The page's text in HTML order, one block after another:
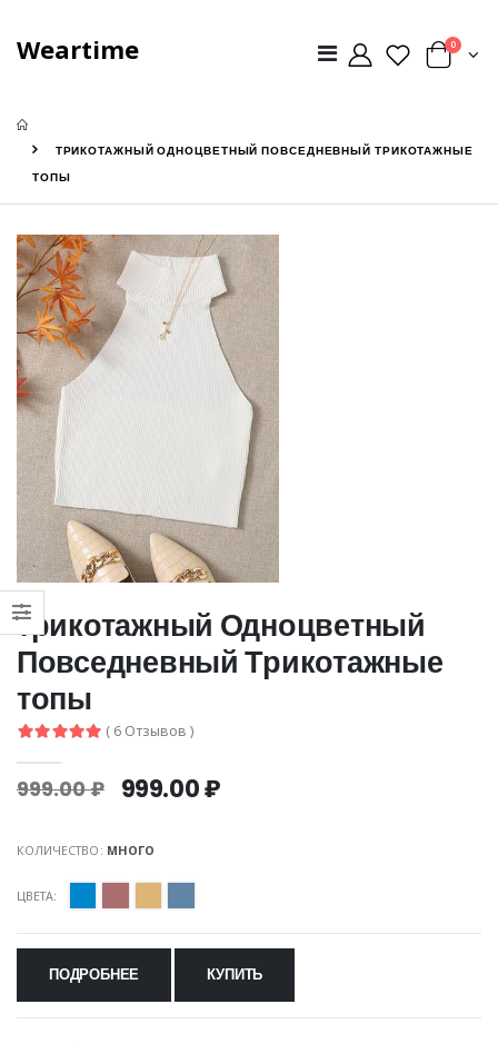
Weartime 0
ТРИКОТАЖНЫЙ ОДНОЦВЕТНЫЙ ПОВСЕДНЕВНЫЙ ТРИКОТАЖНЫЕ
ТОПЫ
трикотажный Одноцветный
Повседневный Трикотажные
топы
( 6 Отзывов )
999.00 ₽ 999.00 ₽
КОЛИЧЕСТВО: МНОГО
ЦВЕТА:
ПОДРОБНЕЕ КУПИТЬ